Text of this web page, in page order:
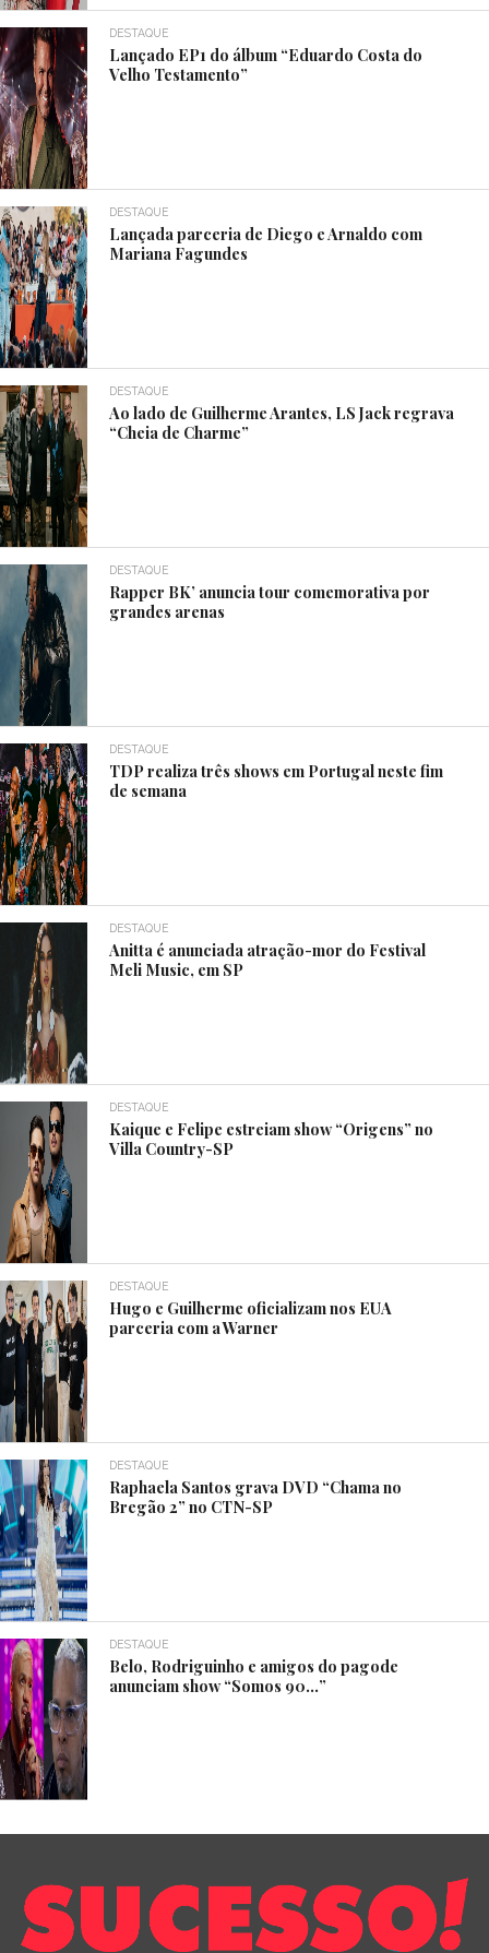
DESTAQUE
Lançado EP1 do álbum “Eduardo Costa do
Velho Testamento”
DESTAQUE
Lançada parceria de Diego e Arnaldo com
Mariana Fagundes
DESTAQUE
Ao lado de Guilherme Arantes, LS Jack regrava
“Cheia de Charme”
DESTAQUE
Rapper BK’ anuncia tour comemorativa por
grandes arenas
DESTAQUE
TDP realiza três shows em Portugal neste fim
de semana
DESTAQUE
Anitta é anunciada atração-mor do Festival
Meli Music, em SP
DESTAQUE
Kaique e Felipe estreiam show “Origens” no
Villa Country-SP
DESTAQUE
Hugo e Guilherme oficializam nos EUA
parceria com a Warner
DESTAQUE
Raphaela Santos grava DVD “Chama no
Bregão 2” no CTN-SP
DESTAQUE
Belo, Rodriguinho e amigos do pagode
anunciam show “Somos 90…”